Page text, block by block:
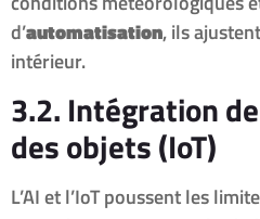
d’automatisation, ils
intérieur.
3.2. Intégration
des objets (IoT)
L’AI et l’IoT poussent les